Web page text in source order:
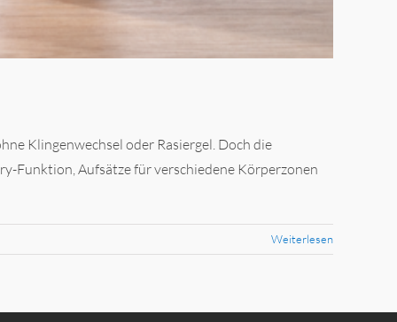
Klingenwechsel oder Rasiergel. Doch die
Funktion, Aufsätze für verschiedene Körperzonen
Weiterlesen